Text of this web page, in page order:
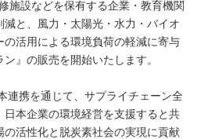
施設などを保有する企業・教育機関
と、風力・太陽光・水力・バイオ
活用による環境負荷の軽減に寄与
』の販売を開始いたします。
連携を通じて、サプライチェーン全
本企業の環境経営を支援すると共
活性化と脱炭素社会の実現に貢献